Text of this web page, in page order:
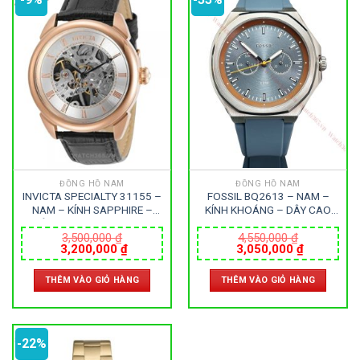
ĐỒNG HỒ NAM
INVICTA SPECIALTY 31155 –
NAM – KÍNH SAPPHIRE –
SIZE 42MM – MÁY HOA KỲ
3,500,000₫
Giá
gốc
là:
3,500,000 ₫.
3,200,000 ₫Giá
hiện
tại
là:
3,200,000 ₫.
THÊM VÀO GIỎ HÀNG
ĐỒNG HỒ NAM
FOSSIL BQ2613 – NAM –
KÍNH KHOÁNG – DÂY CAO
MÁY HOA KỲ
4,550,000₫
Giá
gốc
là:
4,550,000 ₫.
3,050,000 ₫Giá
hiện
tại
là:
THÊM VÀO GIỎ HÀNG
-22%